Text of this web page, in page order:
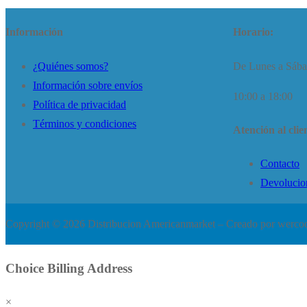
Información
¿Quiénes somos?
Información sobre envíos
Política de privacidad
Términos y condiciones
Horario:
De Lunes a
10:00 a 18:00
Atención al
Contacto
Copyright © 2026 Distribucion Americanmarket – Creado por
Choice Billing Address
×